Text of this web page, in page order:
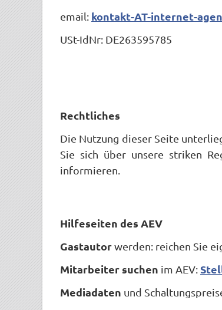
email: kontakt-AT-internet-
USt-IdNr: DE263595785
Rechtliches
Die Nutzung dieser Seite
Sie sich über unsere striken
informieren.
Hilfeseiten des AEV
Gastautorwerden: reichen Sie
Mitarbeiter suchen im AEV:
Mediadaten und